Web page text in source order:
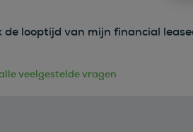
de looptijd van mijn financial
veelgestelde vragen